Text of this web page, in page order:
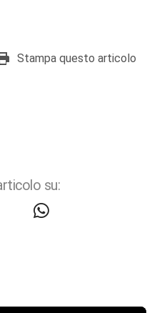
Stampa questo articolo
su: